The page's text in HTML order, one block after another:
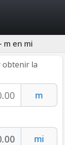
m en mi
obtenir la